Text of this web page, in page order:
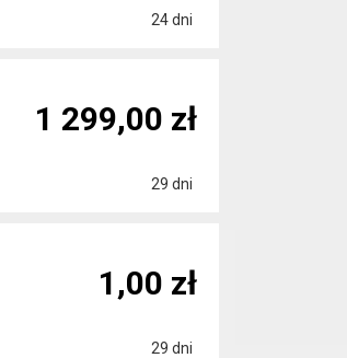
24 dni
29 dni
1 299,00 zł
29 dni
1,00 zł